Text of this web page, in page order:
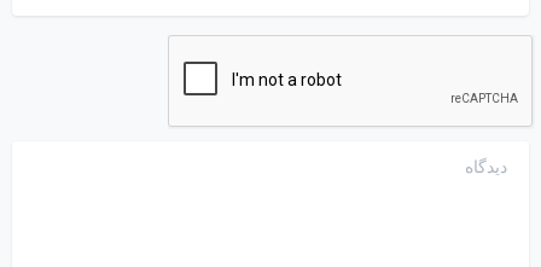
دیدگاه